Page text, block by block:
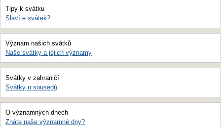
Tipy k svátku
Slavíte svátek?
Význam našich svátků
Naše svátky a jejich významy
Svátky v zahraničí
Svátky u sousedů
O významných dnech
Znáte naše významné dny?